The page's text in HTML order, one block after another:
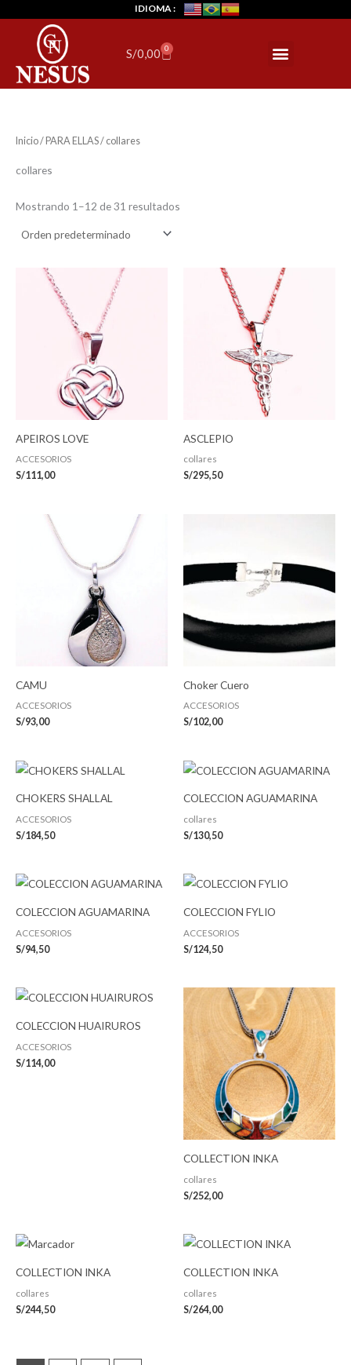
contenido
IDIOMA :
Menu
S/0,00 0 Cart
Inicio/ PARA ELLAS/ collares
collares
Mostrando 1–12 de 31 resultados
APEIROS LOVE
ACCESORIOS
S/111,00
ASCLEPIO
collares
S/295,50
CAMU
ACCESORIOS
S/93,00
Choker Cuero
ACCESORIOS
S/102,00
CHOKERS SHALLAL
ACCESORIOS
S/184,50
COLECCION AGUAMARINA
collares
S/130,50
COLECCION AGUAMARINA
ACCESORIOS
S/94,50
COLECCION FYLIO
ACCESORIOS
S/124,50
COLECCION HUAIRUROS
ACCESORIOS
S/114,00
COLLECTION INKA
collares
S/252,00
COLLECTION INKA
collares
S/244,50
COLLECTION INKA
collares
S/264,00